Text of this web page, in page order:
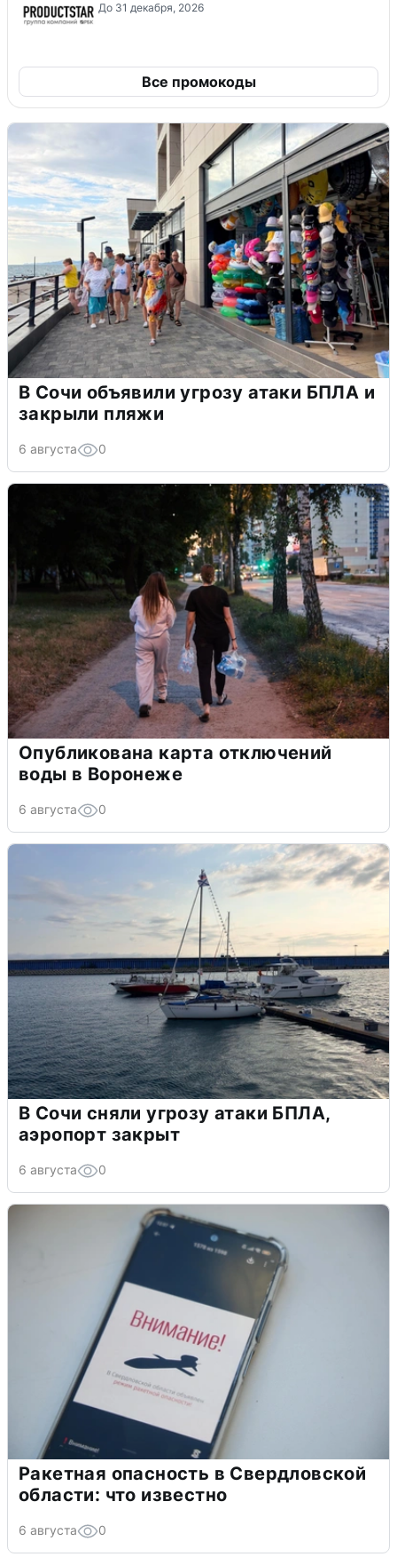
До 31 декабря, 2026
Все промокоды
В Сочи объявили угрозу атаки БПЛА и
закрыли пляжи
6 августа 0
Опубликована карта отключений
воды в Воронеже
6 августа 0
В Сочи сняли угрозу атаки БПЛА,
аэропорт закрыт
6 августа 0
Ракетная опасность в Свердловской
области: что известно
6 августа 0